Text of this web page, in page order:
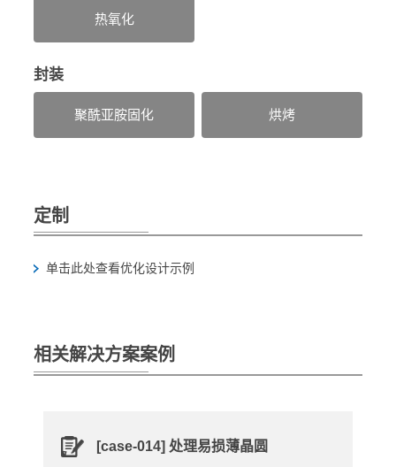
热氧化
封装
聚酰亚胺固化 烘烤
定制
单击此处查看优化设计示例
相关解决方案案例
[case-014] 处理易损薄晶圆